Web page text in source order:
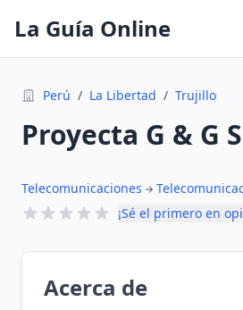
La Guía Online
Perú / La Libertad / Trujillo
Proyecta G & G
Telecomunicaciones
¡Sé el primero en
Acerca de